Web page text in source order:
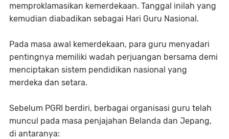
memproklamasikan kemerdekaan. Tanggal inilah yang
kemudian diabadikan sebagai Hari Guru Nasional.
Pada masa awal kemerdekaan, para guru menyadari
pentingnya memiliki wadah perjuangan bersama demi
menciptakan sistem pendidikan nasional yang
merdeka dan setara.
Sebelum PGRI berdiri, berbagai organisasi guru telah
muncul pada masa penjajahan Belanda dan Jepang,
di antaranya: